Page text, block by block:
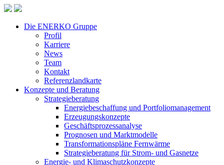
Die ENERKO Gruppe
Profil
Karriere
News
Team
Kontakt
Referenzlandkarte
Konzepte und Beratung
Strategieberatung
Energiebeschaffung und Portfoliomanagement
Erzeugungskonzepte
Geschäftsprozessanalyse
Prognosen und Marktmodelle
Transformationspläne Fernwärme
Strategieberatung für Strom- und Gasnetze
Energie- und Klimaschutzkonzepte